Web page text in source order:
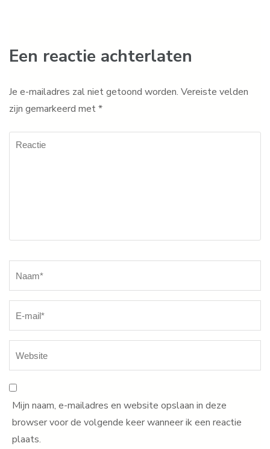
Een reactie achterlaten
Je e-mailadres zal niet getoond worden. Vereiste velden
zijn gemarkeerd met*
Reactie
Mijn naam, e-mailadres en website opslaan in deze
browser voor de volgende keer wanneer ik een reactie
plaats.